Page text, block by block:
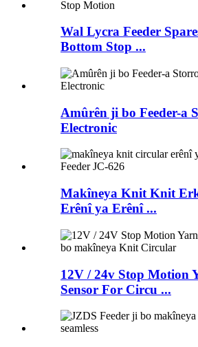
Wal Lycra Feeder
Bottom Stop ...
Amûrên ji bo Feeder-a
Electronic
Makîneya Knit Knit
Erênî ya Erênî ...
12V / 24v Stop Motion
Sensor For Circu ...